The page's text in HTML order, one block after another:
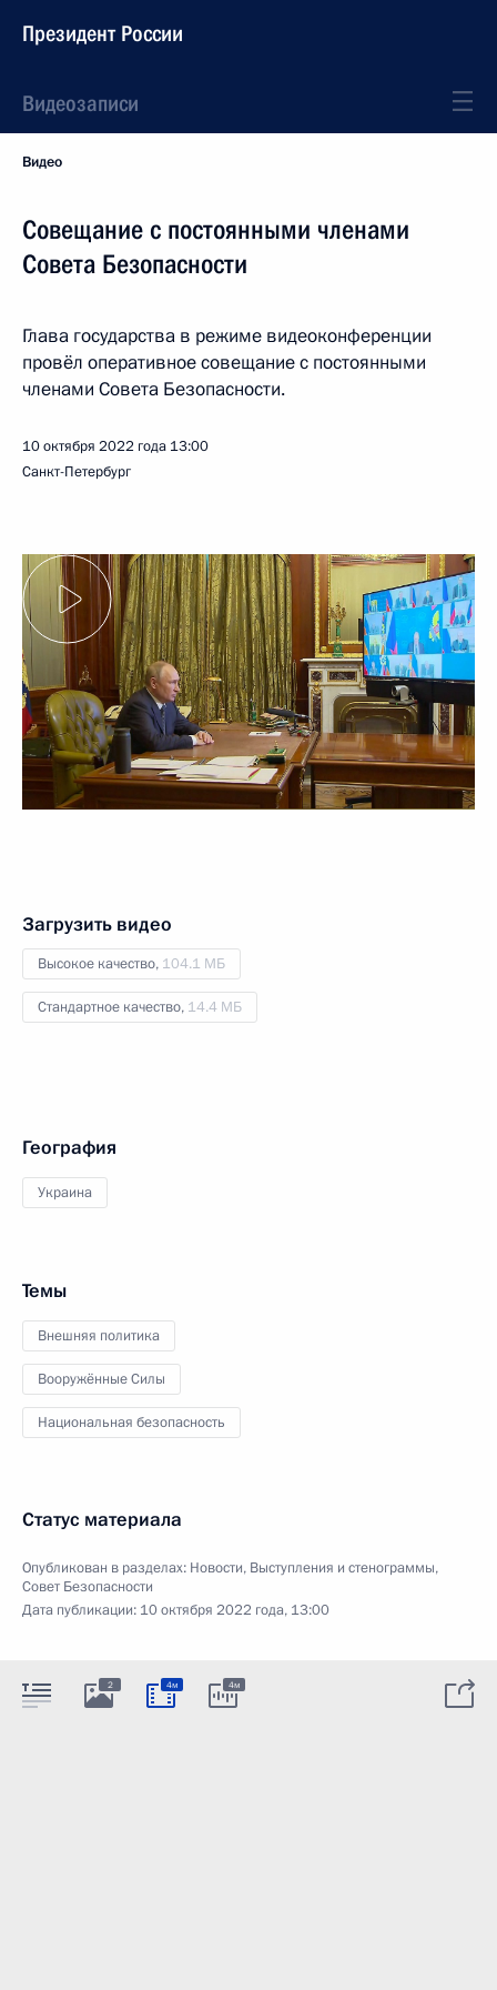
Президент России
Видеозаписи
Видео
Cовещание с постоянными членами
Совета Безопасности
Глава государства в режиме видеоконференции
провёл оперативное совещание с постоянными
членами Совета Безопасности.
10 октября 2022 года 13:00
Санкт-Петербург
Загрузить видео
Высокое качество, 104.1 МБ
Стандартное качество, 14.4 МБ
География
Украина
Темы
Внешняя политика
Вооружённые Силы
Национальная безопасность
Статус материала
Опубликован в разделах: Новости, Выступления и стенограммы,
Совет Безопасности
Дата публикации: 10 октября 2022 года, 13:00
2 4м 4м